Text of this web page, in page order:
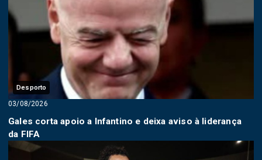
Desporto
03/08/2026
Gales corta apoio a Infantino e deixa aviso à liderança
da FIFA